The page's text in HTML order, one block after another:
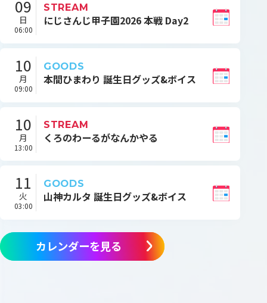
09
日
06:00
STREAM
にじさんじ甲子園2026 本戦 Day2
10
月
09:00
GOODS
本間ひまわり 誕生日グッズ&ボイス
10
月
13:00
STREAM
くろのわーるがなんかやる
11
火
03:00
GOODS
山神カルタ 誕生日グッズ&ボイス
カレンダーを見る